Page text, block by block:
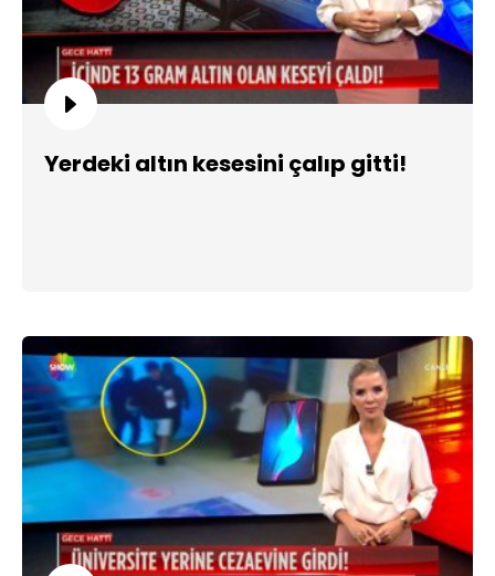
Yerdeki altın kesesini çalıp gitti!